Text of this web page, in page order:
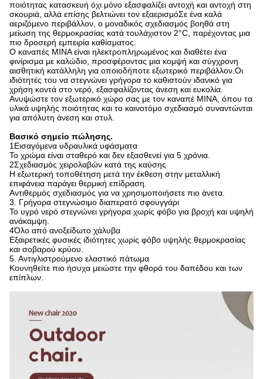
ποιότητας κατασκευή όχι μόνο εξασφαλίζει αντοχή και αντοχή στη
σκουριά, αλλά επίσης βελτιώνει τον εξαερισμόΣε ένα καλά
αεριζόμενο περιβάλλον, ο μοναδικός σχεδιασμός βοηθά στη
μείωση της θερμοκρασίας κατά τουλάχιστον 2°C, παρέχοντας μια
πιο δροσερή εμπειρία καθίσματος.
Ο καναπές MINA είναι ηλεκτροπληρωμένος και διαθέτει ένα
φινίρισμα με καλώδιο, προσφέροντας μια κομψή και σύγχρονη
αισθητική κατάλληλη για οποιοδήποτε εξωτερικό περιβάλλον.Οι
ιδιότητές του να στεγνώνει γρήγορα το καθιστούν ιδανικό για
χρήση κοντά στο νερό, εξασφαλίζοντας άνεση και ευκολία.
Ανυψώστε τον εξωτερικό χώρο σας με τον καναπέ MINA, όπου τα
υλικά υψηλής ποιότητας και το καινοτόμο σχεδιασμό συναντώνται
για απόλυτη άνεση και στυλ.
Βασικό σημείο πώλησης.
1Εισαγόμενα υδραυλικά υφάσματα
Το χρώμα είναι σταθερό και δεν εξασθενεί για 5 χρόνια.
2Σχεδιασμός χειρολαβών κατά της καύσης
Η εξωτερική τοποθέτηση μετά την έκθεση στην μεταλλική
επιφάνεια παράγει θερμική επίδραση.
Αντιθερμός σχεδιασμός για να χρησιμοποιήσετε πιο άνετα.
3. Γρήγορα στεγνώσιμο διαπερατό σφουγγάρι
Το υγρό νερό στεγνώνει γρήγορα χωρίς φόβο για βροχή και υψηλή
ανάκαμψη.
4Όλο από ανοξείδωτο χάλυβα
Εξαιρετικές φυσικές ιδιότητες χωρίς φόβο υψηλής θερμοκρασίας
και σοβαρού κρύου.
5. Αντιγλιστρούμενο ελαστικό πάτωμα
Κουνηθείτε πιο ήσυχα μειώστε την φθορά του δαπέδου και των
επίπλων.